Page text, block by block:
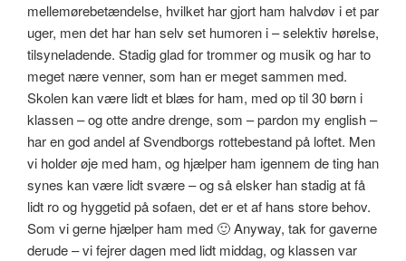
mellemørebetændelse, hvilket har gjort ham halvdøv i et par
uger, men det har han selv set humoren i – selektiv hørelse,
tilsyneladende. Stadig glad for trommer og musik og har to
meget nære venner, som han er meget sammen med.
Skolen kan være lidt et blæs for ham, med op til 30 børn i
klassen – og otte andre drenge, som – pardon my english –
har en god andel af Svendborgs rottebestand på loftet. Men
vi holder øje med ham, og hjælper ham igennem de ting han
synes kan være lidt svære – og så elsker han stadig at få
lidt ro og hyggetid på sofaen, det er et af hans store behov.
Som vi gerne hjælper ham med 🙂 Anyway, tak for gaverne
derude – vi fejrer dagen med lidt middag, og klassen var